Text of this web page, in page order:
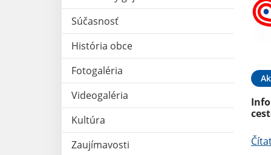
Súčasnosť
História obce
Fotogaléria
Videogaléria
Kultúra
Zaujímavosti
14. JAN 2026 Aktuality
Zmena cestovných poriadkov